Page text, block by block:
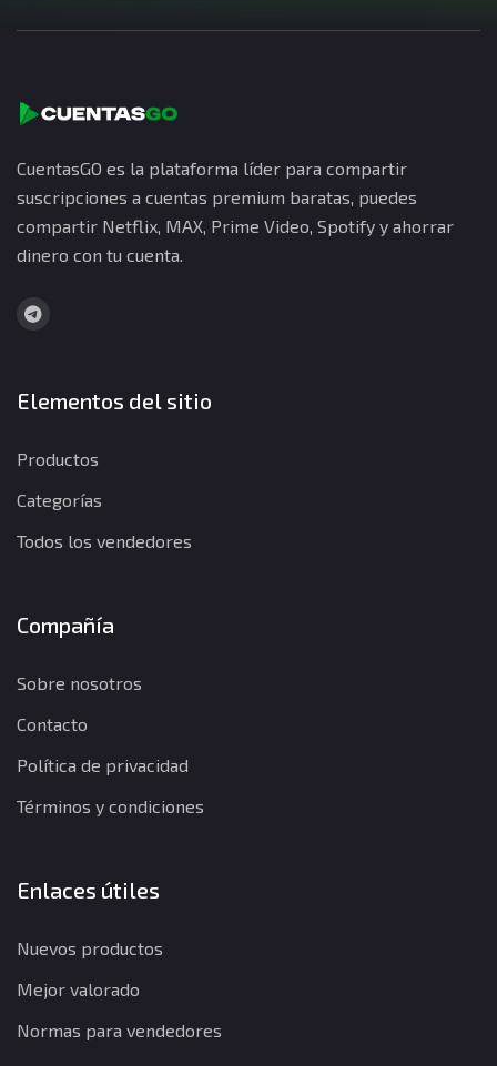
CuentasGO es la plataforma líder para compartir
suscripciones a cuentas premium baratas, puedes
compartir Netflix, MAX, Prime Video, Spotify y ahorrar
dinero con tu cuenta.
Elementos del sitio
Productos
Categorías
Todos los vendedores
Compañía
Sobre nosotros
Contacto
Política de privacidad
Términos y condiciones
Enlaces útiles
Nuevos productos
Mejor valorado
Normas para vendedores